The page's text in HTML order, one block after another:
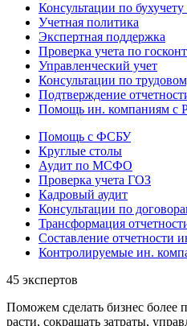
Консультации по
Учетная политика
Экспертная поддержка
Проверка учета по
Управленческий учет
Консультации по
Подтверждение
Помощь ин. компаниям с
Помощь с ФСБУ
Круглые столы
Аудит по МСФО
Проверка учета ГОЗ
Кадровый аудит
Консультации по
Трансформация
Составление отчетности
Контролируемые ин.
45 экспертов
Поможем сделать бизнес
расти, cокращать затраты,